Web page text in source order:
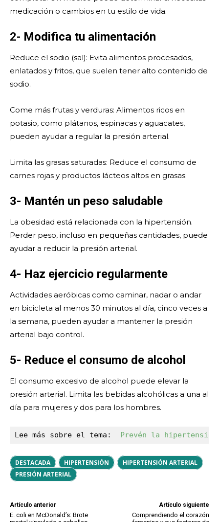
medicación o cambios en tu estilo de vida.
2- Modifica tu alimentación
Reduce el sodio (sal): Evita alimentos procesados,
enlatados y fritos, que suelen tener alto contenido de
sodio.
Come más frutas y verduras: Alimentos ricos en
potasio, como plátanos, espinacas y aguacates,
pueden ayudar a regular la presión arterial.
Limita las grasas saturadas: Reduce el consumo de
carnes rojas y productos lácteos altos en grasas.
3- Mantén un peso saludable
La obesidad está relacionada con la hipertensión.
Perder peso, incluso en pequeñas cantidades, puede
ayudar a reducir la presión arterial.
4- Haz ejercicio regularmente
Actividades aeróbicas como caminar, nadar o andar
en bicicleta al menos 30 minutos al día, cinco veces a
la semana, pueden ayudar a mantener la presión
arterial bajo control.
5- Reduce el consumo de alcohol
El consumo excesivo de alcohol puede elevar la
presión arterial. Limita las bebidas alcohólicas a una al
día para mujeres y dos para los hombres.
Lee más sobre el tema: Prevén la
DESTACADA HIPERTENSIÓN
HIPERTENSIÓN ARTERIAL
PRESIÓN ARTERIAL
Artículo anterior
E. coli en McDonald’s: Brote
Artículo siguiente
Comprendiendo el corazón